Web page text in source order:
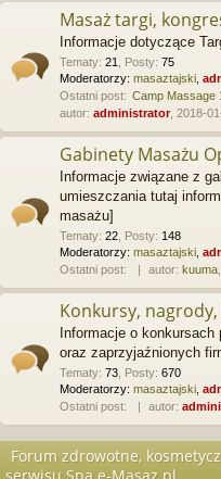
Masaż targi,
Informacje dotyczące
Tematy: 21 Posty: 75
Moderatorzy: masaztajski
Ostatni post: Camp Massage
autor: administrator, 2018-
Gabinety Masażu
Informacje związane z
umieszczania tutaj
masażu]
Tematy: 22 Posty: 148
Moderatorzy: masaztajski
Ostatni post:
autor: kuuma
Konkursy,
Informacje o
oraz zaprzyjaźnionych
Tematy: 73 Posty: 670
Moderatorzy: masaztajski
Ostatni post:
autor:
Forum zdrowotne,